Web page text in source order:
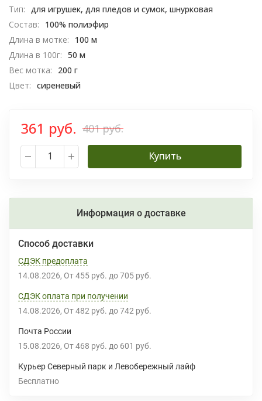
Тип: для игрушек, для пледов и сумок, шнурковая
Состав:
100% полиэфир
Длина в мотке:
100 м
Длина в 100г: 50 м
Вес мотка:
200 г
Цвет: сиреневый
361 руб. 401 руб.
Купить
Информация о доставке
Способ доставки
СДЭК предоплата
14.08.2026 От 455 руб. до 705 руб.
СДЭК оплата при получении
14.08.2026 От 482 руб. до 742 руб.
Почта России
15.08.2026 От 468 руб. до 601 руб.
Курьер Северный парк и Левобережный лайф
Бесплатно